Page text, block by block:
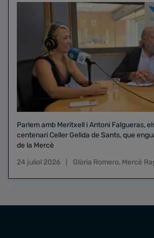
Parlem amb Meritxell i Antoni Falgueras,
centenari Celler Gelida de Sants, que enguany faran el pregó
de la Mercè
24 juliol 2026
Glòria Romero, Mercè